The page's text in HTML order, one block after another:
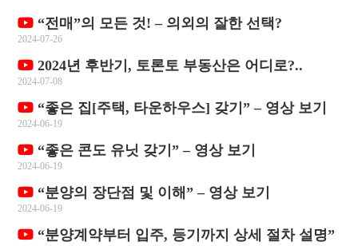
“전매”의 모든 것! – 의외의 잘한 선택?
2024-07-26
2024년 후반기, 토론토 부동산은 어디로?..
2024-07-08
“좋은 집[주택, 타운하우스] 갖기” – 영상 보기
2024-06-19
“좋은 콘도 유닛 갖기” – 영상 보기
2024-06-19
“분양의 장단점 및 이해” – 영상 보기
2024-06-19
“분양계약부터 입주, 등기까지 상세 절차 설명”